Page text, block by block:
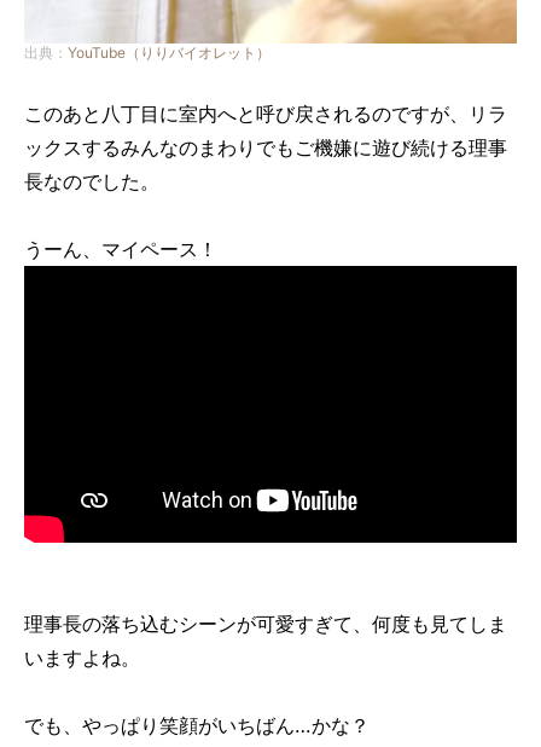
出典： YouTube（りりバイオレット）
このあと八丁目に室内へと呼び戻されるのですが、リラ
ックスするみんなのまわりでもご機嫌に遊び続ける理事
長なのでした。
うーん、マイペース！
理事長の落ち込むシーンが可愛すぎて、何度も見てしま
いますよね。
でも、やっぱり笑顔がいちばん…かな？